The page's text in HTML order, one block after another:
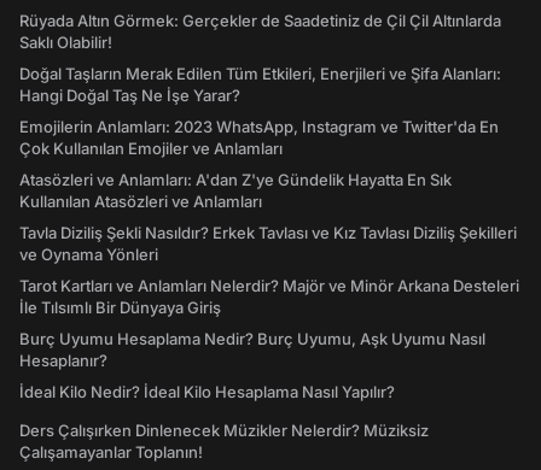
Rüyada Altın Görmek: Gerçekler de Saadetiniz de Çil Çil Altınlarda
Saklı Olabilir!
Doğal Taşların Merak Edilen Tüm Etkileri, Enerjileri ve Şifa Alanları:
Hangi Doğal Taş Ne İşe Yarar?
Emojilerin Anlamları: 2023 WhatsApp, Instagram ve Twitter'da En
Çok Kullanılan Emojiler ve Anlamları
Atasözleri ve Anlamları: A'dan Z'ye Gündelik Hayatta En Sık
Kullanılan Atasözleri ve Anlamları
Tavla Diziliş Şekli Nasıldır? Erkek Tavlası ve Kız Tavlası Diziliş Şekilleri
ve Oynama Yönleri
Tarot Kartları ve Anlamları Nelerdir? Majör ve Minör Arkana Desteleri
İle Tılsımlı Bir Dünyaya Giriş
Burç Uyumu Hesaplama Nedir? Burç Uyumu, Aşk Uyumu Nasıl
Hesaplanır?
İdeal Kilo Nedir? İdeal Kilo Hesaplama Nasıl Yapılır?
Ders Çalışırken Dinlenecek Müzikler Nelerdir? Müziksiz
Çalışamayanlar Toplanın!